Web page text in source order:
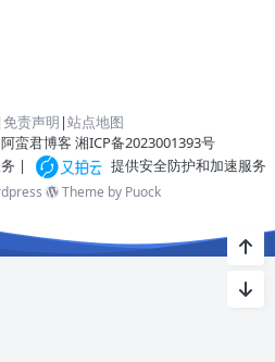
免责声明 |站点地图
蛮君博客 湘ICP备2023001393号
| 提供安全防护和加速服务
Theme by Puock